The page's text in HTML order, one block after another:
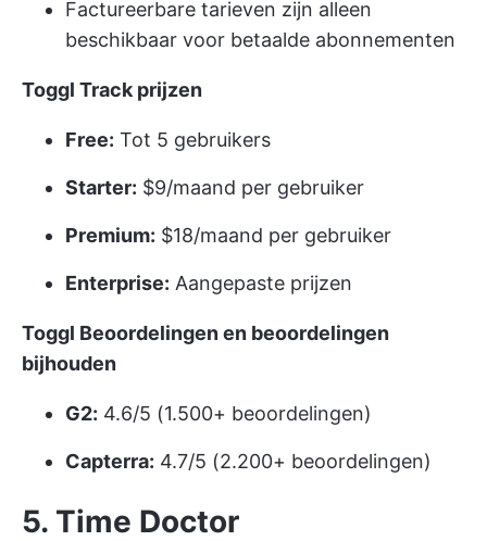
Factureerbare tarieven zijn alleen
beschikbaar voor betaalde abonnementen
Toggl Track prijzen
Free: Tot 5 gebruikers
Starter: $9/maand per gebruiker
Premium: $18/maand per gebruiker
Enterprise: Aangepaste prijzen
Toggl Beoordelingen en beoordelingen
bijhouden
G2: 4.6/5 (1.500+ beoordelingen)
Capterra: 4.7/5 (2.200+ beoordelingen)
5. Time Doctor